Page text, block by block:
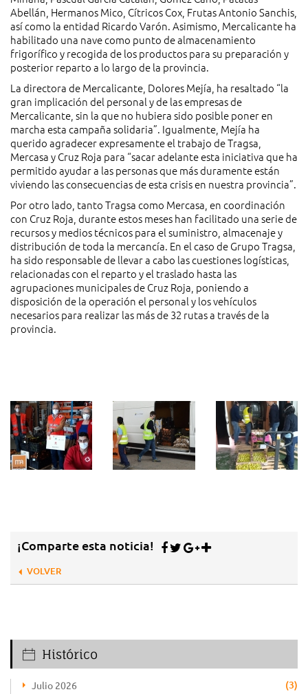
Abellán, Hermanos Mico, Cítricos Cox, Frutas Antonio Sanchis,
así como la entidad Ricardo Varón. Asimismo, Mercalicante ha
habilitado una nave como punto de almacenamiento
frigorífico y recogida de los productos para su preparación y
posterior reparto a lo largo de la provincia.
La directora de Mercalicante, Dolores Mejía, ha resaltado “la
gran implicación del personal y de las empresas de
Mercalicante, sin la que no hubiera sido posible poner en
marcha esta campaña solidaria”. Igualmente, Mejía ha
querido agradecer expresamente el trabajo de Tragsa,
Mercasa y Cruz Roja para “sacar adelante esta iniciativa que ha
permitido ayudar a las personas que más duramente están
viviendo las consecuencias de esta crisis en nuestra provincia”.
Por otro lado, tanto Tragsa como Mercasa, en coordinación
con Cruz Roja, durante estos meses han facilitado una serie de
recursos y medios técnicos para el suministro, almacenaje y
distribución de toda la mercancía. En el caso de Grupo Tragsa,
ha sido responsable de llevar a cabo las cuestiones logísticas,
relacionadas con el reparto y el traslado hasta las
agrupaciones municipales de Cruz Roja, poniendo a
disposición de la operación el personal y los vehículos
necesarios para realizar las más de 32 rutas a través de la
provincia.
¡Comparte esta noticia!
VOLVER
Histórico
Julio 2026 (3)